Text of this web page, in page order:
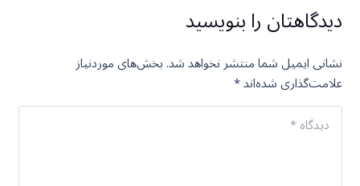
دیدگاهتان را بنویسید
نشانی ایمیل شما منتشر نخواهد شد.بخش‌های موردنیاز
علامت‌گذاری شده‌اند*